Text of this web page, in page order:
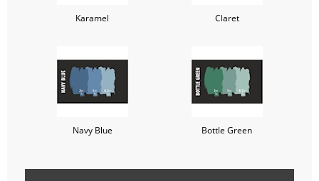
Karamel Claret
Navy Blue Bottle Green